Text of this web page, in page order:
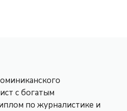
с богатым
по журналистике и